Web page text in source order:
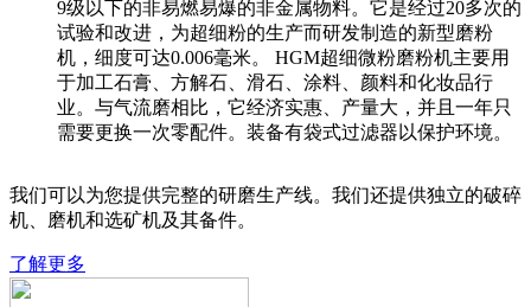
9级以下的非易燃易爆的非金属物料。它是经过20多次的
试验和改进，为超细粉的生产而研发制造的新型磨粉
机，细度可达0.006毫米。 HGM超细微粉磨粉机主要用
于加工石膏、方解石、滑石、涂料、颜料和化妆品行
业。与气流磨相比，它经济实惠、产量大，并且一年只
需要更换一次零配件。装备有袋式过滤器以保护环境。
我们可以为您提供完整的研磨生产线。我们还提供独立的破碎
机、磨机和选矿机及其备件。
了解更多